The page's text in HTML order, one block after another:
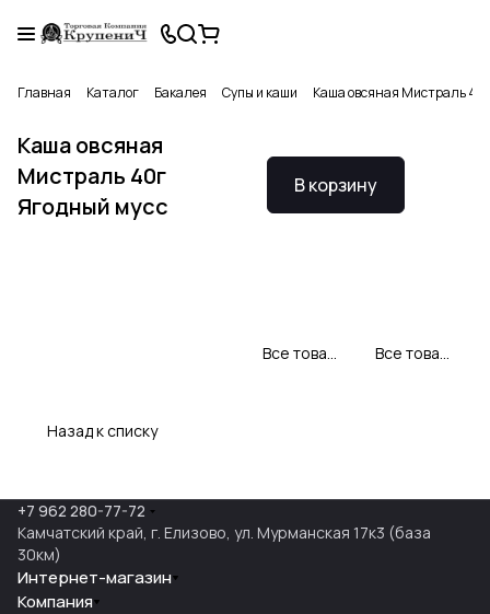
Главная Каталог Бакалея Супы и каши Каша овсяная Мистраль
Каша овсяная
Мистраль 40г
Ягодный мусс
В корзину
Все товары Мистраль Все товары категории
Назад к списку
+7 962 280-77-72
Камчатский край, г. Елизово, ул. Мурманская 17к3 (база
30км)
Интернет-магазин
Компания